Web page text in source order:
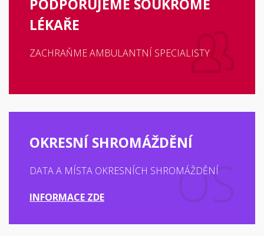
PODPORUJEME SOUKROMÉ
LÉKAŘE
ZACHRAŇME AMBULANTNÍ SPECIALISTY
OKRESNÍ SHROMÁŽDĚNÍ
DATA A MÍSTA OKRESNÍCH SHROMÁŽDĚNÍ
INFORMACE ZDE